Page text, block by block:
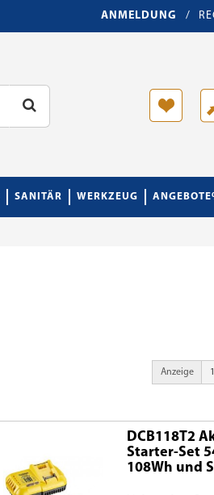
ANMELDUNG /
SANITÄR WERKZEUG
Anzeige
DCB118T2
Starter-Set
108Wh und